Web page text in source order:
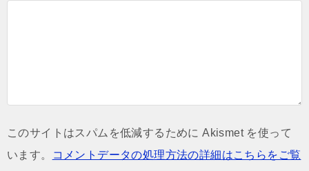
このサイトはスパムを低減するために Akismet を使って
います。
コメントデータの処理方法の詳細はこちらをご覧